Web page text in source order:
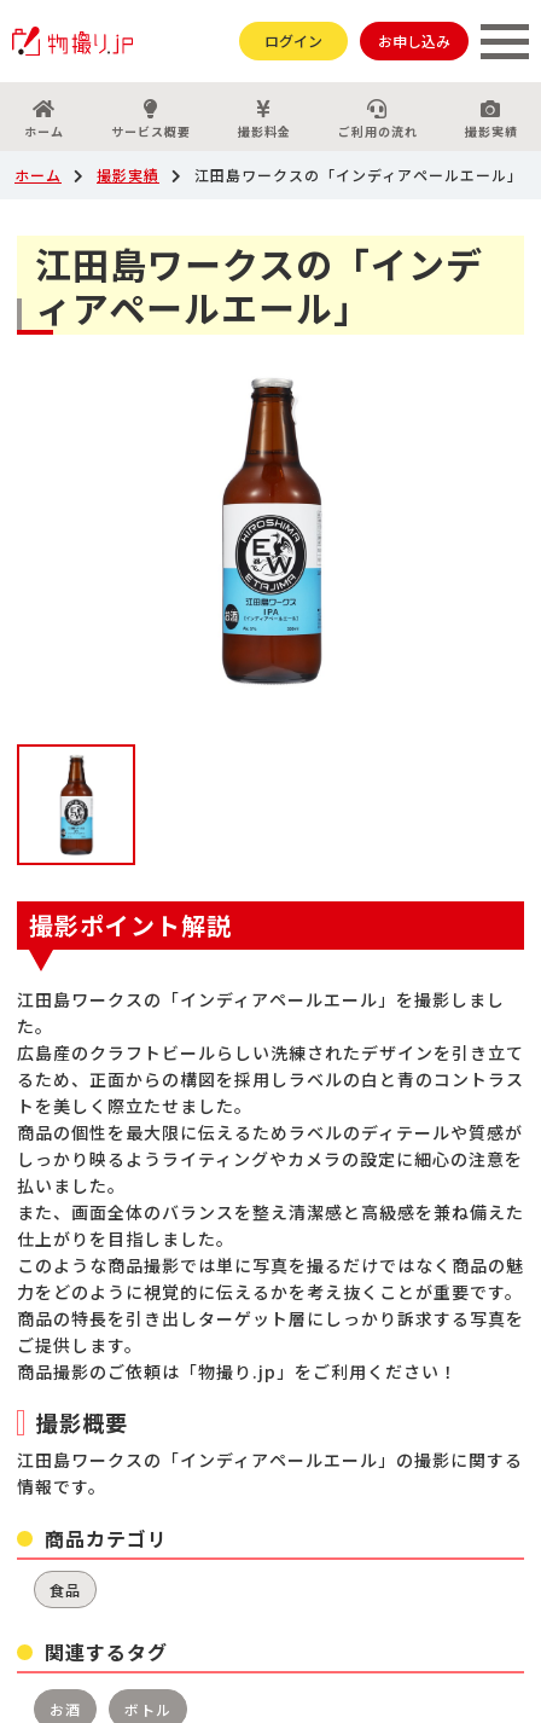
ログイン お申し込み
ホーム サービス概要 撮影料金 ご利用の流れ 撮影実績
ホーム 撮影実績 江田島ワークスの「インディアペールエール」
江田島ワークスの「インデ
ィアペールエール」
撮影ポイント解説
江田島ワークスの「インディアペールエール」を撮影しまし
た。
広島産のクラフトビールらしい洗練されたデザインを引き立て
るため、正面からの構図を採用しラベルの白と青のコントラス
トを美しく際立たせました。
商品の個性を最大限に伝えるためラベルのディテールや質感が
しっかり映るようライティングやカメラの設定に細心の注意を
払いました。
また、画面全体のバランスを整え清潔感と高級感を兼ね備えた
仕上がりを目指しました。
このような商品撮影では単に写真を撮るだけではなく商品の魅
力をどのように視覚的に伝えるかを考え抜くことが重要です。
商品の特長を引き出しターゲット層にしっかり訴求する写真を
ご提供します。
商品撮影のご依頼は「物撮り.jp」をご利用ください！
撮影概要
江田島ワークスの「インディアペールエール」の撮影に関する
情報です。
商品カテゴリ
食品
関連するタグ
お酒 ボトル